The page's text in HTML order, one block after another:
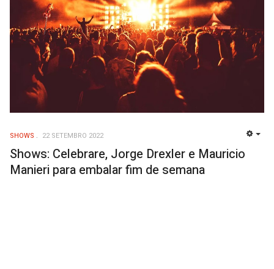
SHOWS 22 SETEMBRO 2022
Shows: Celebrare, Jorge Drexler e Mauricio
Manieri para embalar fim de semana